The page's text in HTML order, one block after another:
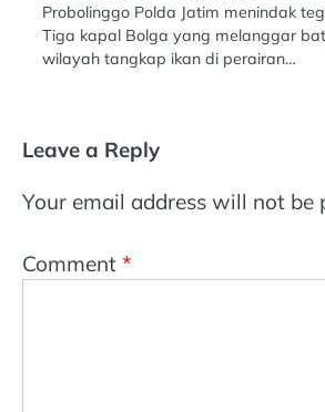
Probolinggo Polda Jatim menindak
Tiga kapal Bolga yang melanggar
wilayah tangkap ikan di perairan…
Leave a Reply
Your email address will not be
Comment *